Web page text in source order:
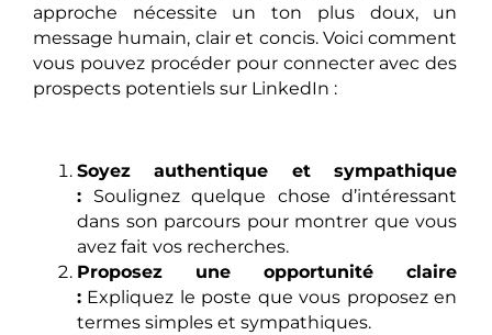
approche nécessite un ton plus doux, un
message humain, clair et concis. Voici comment
vous pouvez procéder pour connecter avec des
prospects potentiels sur LinkedIn :
Soyez authentique et sympathique
: Soulignez quelque chose d’intéressant
dans son parcours pour montrer que vous
avez fait vos recherches.
Proposez une opportunité claire
: Expliquez le poste que vous proposez en
termes simples et sympathiques.